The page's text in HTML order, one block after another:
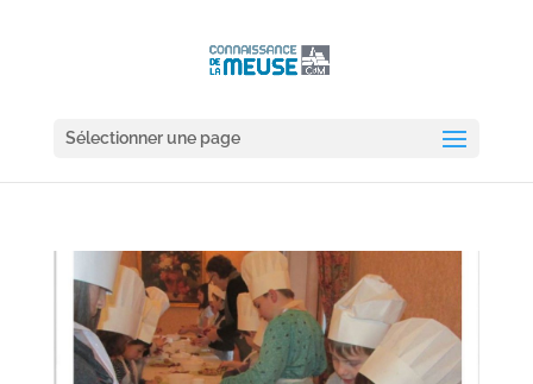
Sélectionner une page